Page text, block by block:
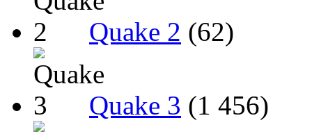
Quake 2 (62)
Quake 3 (1 456)